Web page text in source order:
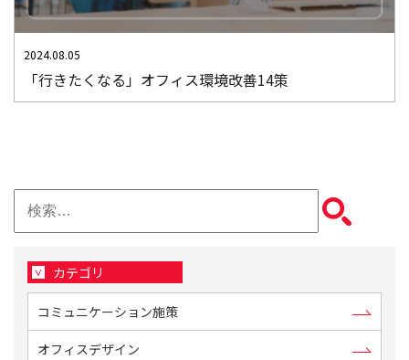
2024.08.05
「行きたくなる」オフィス環境改善14策
索:
カテゴリ
コミュニケーション施策
オフィスデザイン